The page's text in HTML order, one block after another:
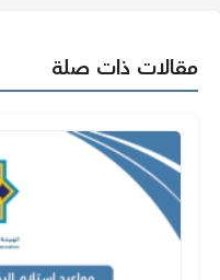
مقالات ذات صلة